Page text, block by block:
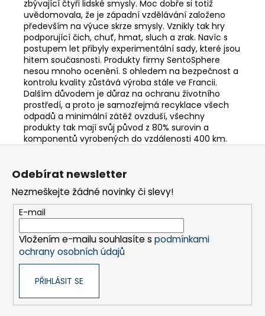
zbývající čtyři lidské smysly. Moc dobře si totiž
uvědomovala, že je západní vzdělávání založeno
především na výuce skrze smysly. Vznikly tak hry
podporující čich, chuť, hmat, sluch a zrak. Navíc s
postupem let přibyly experimentální sady, které jsou
hitem současnosti. Produkty firmy SentoSphere
nesou mnoho ocenění. S ohledem na bezpečnost a
kontrolu kvality zůstává výroba stále ve Francii.
Dalším důvodem je důraz na ochranu životního
prostředí, a proto je samozřejmá recyklace všech
odpadů a minimální zátěž ovzduší, všechny
produkty tak mají svůj původ z 80% surovin a
komponentů vyrobených do vzdálenosti 400 km.
Z
Odebírat newsletter
Nezmeškejte žádné novinky či slevy!
E-mail
Vložením e-mailu souhlasíte s podmínkami
ochrany osobních údajů
PŘIHLÁSIT SE